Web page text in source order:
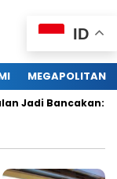
MEGAPOLITAN
Jadi Bancakan:
ID